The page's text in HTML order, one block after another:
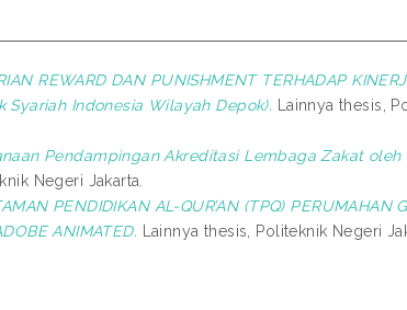
REWARD DAN PUNISHMENT TERHADAP
Syariah Indonesia Wilayah Depok). Lainnya thesis,
Pendampingan Akreditasi Lembaga Zakat oleh
Negeri Jakarta.
PENDIDIKAN AL-QUR’AN (TPQ) PERUMAHAN
ANIMATED. Lainnya thesis, Politeknik Negeri